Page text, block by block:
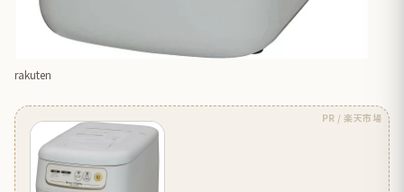
rakuten
PR / 楽天市場